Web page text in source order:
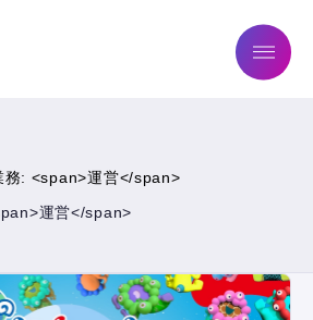
SERVICE
務: <span>運営</span>
運営</span>